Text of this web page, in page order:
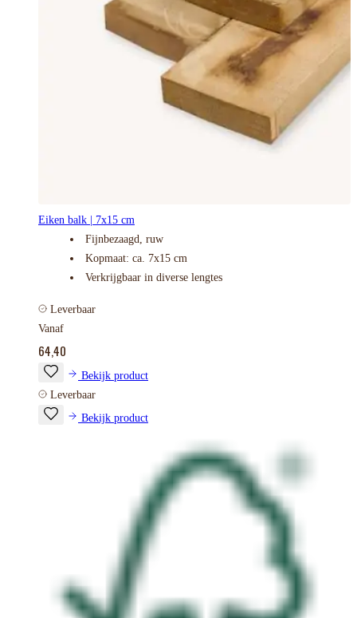
Eiken balk | 7x15 cm
Fijnbezaagd, ruw
Kopmaat: ca. 7x15 cm
Verkrijgbaar in diverse lengtes
Leverbaar
Vanaf
64,40
Bekijk product
Leverbaar
Bekijk product